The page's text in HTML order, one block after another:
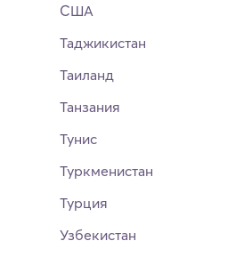
США
Таджикистан
Таиланд
Танзания
Тунис
Туркменистан
Турция
Узбекистан